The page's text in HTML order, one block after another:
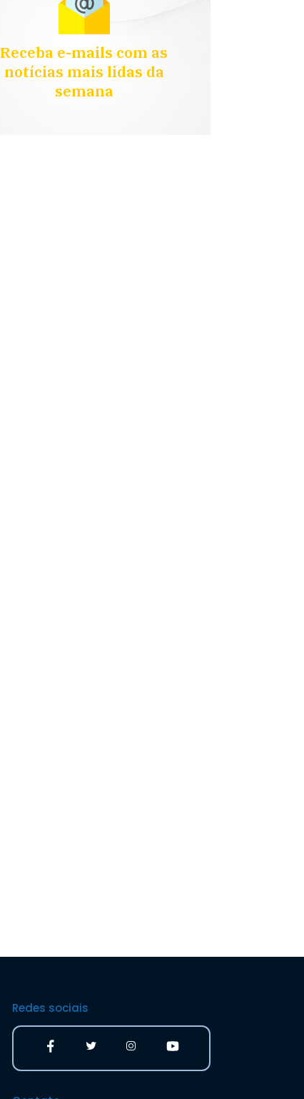
Receba e-mails com as
notícias mais lidas da
semana
Redes sociais